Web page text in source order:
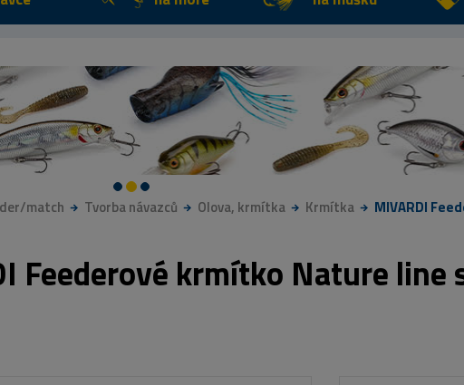
match Tvorba návazců Olova, krmítka Krmítka
MIVARDI
Feederové krmítko Nature line